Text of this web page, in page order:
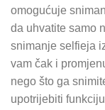
omogućuje
da uhvatite samo
snimanje selfieja
vam čak i
nego što ga
upotrijebiti